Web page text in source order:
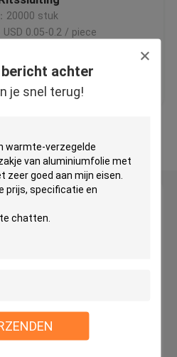
achter
je snel terug!
Zak
20000 stuk
USD 0.05-0.2 / piece
Contacteer ons
meer
achter
je snel terug!